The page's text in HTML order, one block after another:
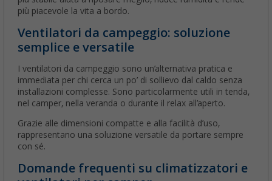
più piacevole la vita a bordo.
Ventilatori da campeggio: soluzione
semplice e versatile
I ventilatori da campeggio sono un’alternativa pratica e
immediata per chi cerca un po’ di sollievo dal caldo senza
installazioni complesse. Sono particolarmente utili in tenda,
nel camper, nella veranda o durante il relax all’aperto.
Grazie alle dimensioni compatte e alla facilità d’uso,
rappresentano una soluzione versatile da portare sempre
con sé.
Domande frequenti su climatizzatori e